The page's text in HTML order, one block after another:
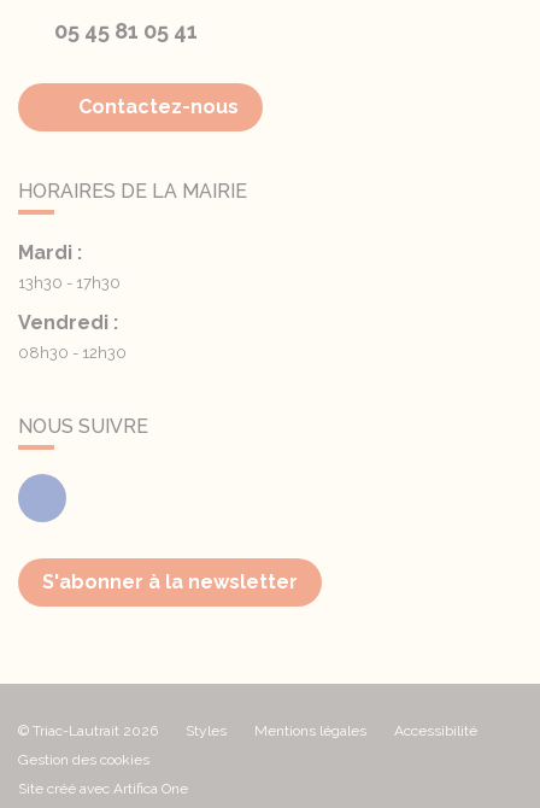
05 45 81 05 41
Contactez-nous
HORAIRES DE LA MAIRIE
Mardi :
13h30 - 17h30
Vendredi :
08h30 - 12h30
NOUS SUIVRE
Facebook
S'abonner à la newsletter
© Triac-Lautrait 2026 Styles Mentions légales
Accessibilité
Gestion des cookies
Site créé avec Artifica One